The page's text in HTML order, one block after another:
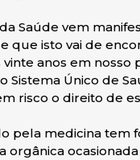
Saúde vem
que isto vai de
anos em nosso
Único de
risco o direito de
pela medicina tem
orgânica